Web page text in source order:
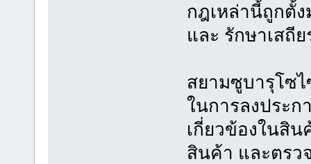
กฎเหล่านี้ถูกตั้
และ รักษาเสถี
สยามซูบารุโซไ
ในการลงประ
เกี่ยวข้องในสิ
สินค้า และตรว